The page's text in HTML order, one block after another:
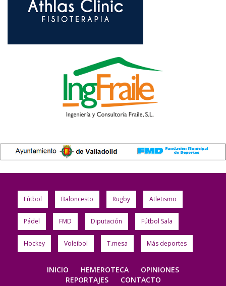
Fútbol Baloncesto Rugby Atletismo
Pádel FMD Diputación Fútbol Sala
Hockey Voleibol T.mesa Más deportes
INICIO HEMEROTECA
OPINIONES
REPORTAJES
CONTACTO